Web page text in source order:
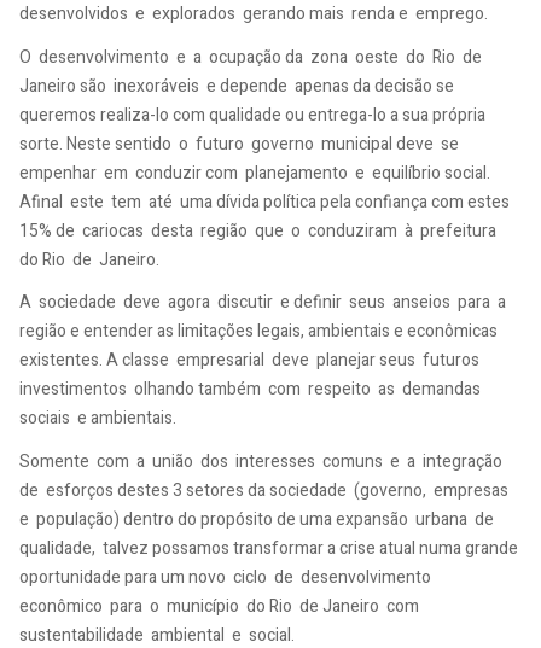
desenvolvidos e explorados gerando mais renda e emprego.
O desenvolvimento e a ocupação da zona oeste do Rio de
Janeiro são inexoráveis e depende apenas da decisão se
queremos realiza-lo com qualidade ou entrega-lo a sua própria
sorte. Neste sentido o futuro governo municipal deve se
empenhar em conduzir com planejamento e equilíbrio social.
Afinal este tem até uma dívida política pela confiança com estes
15% de cariocas desta região que o conduziram à prefeitura
do Rio de Janeiro.
A sociedade deve agora discutir e definir seus anseios para a
região e entender as limitações legais, ambientais e econômicas
existentes. A classe empresarial deve planejar seus futuros
investimentos olhando também com respeito as demandas
sociais e ambientais.
Somente com a união dos interesses comuns e a integração
de esforços destes 3 setores da sociedade (governo, empresas
e população) dentro do propósito de uma expansão urbana de
qualidade, talvez possamos transformar a crise atual numa grande
oportunidade para um novo ciclo de desenvolvimento
econômico para o município do Rio de Janeiro com
sustentabilidade ambiental e social.